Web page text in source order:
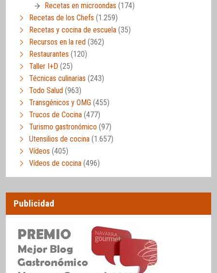
Recetas en microondas (174)
Recetas de los Chefs (1.259)
Recetas y cocina de escuela (35)
Recursos en la red (362)
Restaurantes (120)
Taller I+D (25)
Técnicas culinarias (243)
Todo Salud (963)
Transgénicos y OMG (455)
Trucos de Cocina (477)
Turismo gastronómico (97)
Utensilios de cocina (1.657)
Vídeos (405)
Vídeos de cocina (496)
Publicidad